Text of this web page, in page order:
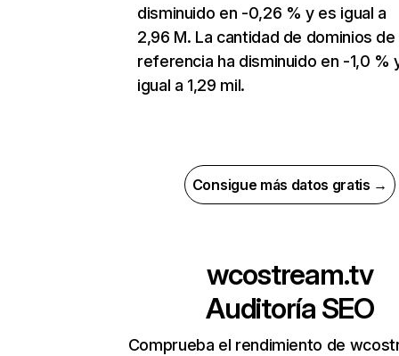
disminuido en -0,26 % y es igual a
2,96 M. La cantidad de dominios de
referencia ha disminuido en -1,0 %
igual a 1,29 mil.
Consigue más datos gratis →
wcostream.tv
Auditoría SEO
Comprueba el rendimiento de